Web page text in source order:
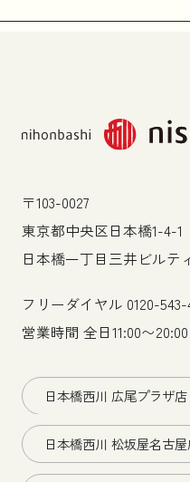
〒103-0027
東京都中央区日本橋1-4-1
日本橋一丁目三井ビルテ
フリーダイヤル 0120-543-
営業時間 全日11:00〜20:00
日本橋西川 広尾プラザ店
日本橋西川 松坂屋名古